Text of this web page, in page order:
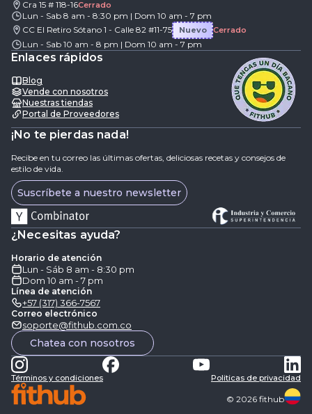
Cra 15 # 118-16Cerrado
Lun - Sab 8 am - 8:30 pm | Dom 10 am - 7 pm
CC El Retiro Sótano 1 - Calle 82 #11-75
Nuevo Cerrado
Lun - Sab 10 am - 8 pm | Dom 10 am - 7 pm
Enlaces rápidos
Blog
Vende con nosotros
Nuestras tiendas
Portal de Proveedores
¡No te pierdas nada!
Recibe en tu correo las últimas ofertas, deliciosas recetas y consejos de
estilo de vida.
Suscríbete a nuestro newsletter
¿Necesitas ayuda?
Horario de atención
Lun - Sáb 8 am - 8:30 pm
Dom 10 am - 7 pm
Línea de atención
+57 (317) 366-7567
Correo electrónico
soporte@fithub.com.co
Chatea con nosotros
Términos y condiciones Politicas de privacidad
© 2026 fithub